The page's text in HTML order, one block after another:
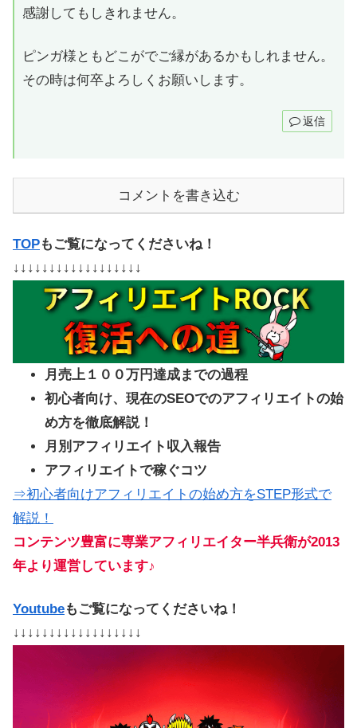
感謝してもしきれません。
ピンガ様ともどこがでご縁があるかもしれません。
その時は何卒よろしくお願いします。
返信
コメントを書き込む
TOPもご覧になってくださいね！
↓↓↓↓↓↓↓↓↓↓↓↓↓↓↓↓↓↓
月売上１００万円達成までの過程
初心者向け、現在のSEOでのアフィリエイトの始
め方を徹底解説！
月別アフィリエイト収入報告
アフィリエイトで稼ぐコツ
⇒初心者向けアフィリエイトの始め方をSTEP形式で
解説！
コンテンツ豊富に専業アフィリエイター半兵衛が2013
年より運営しています♪
Youtubeもご覧になってくださいね！
↓↓↓↓↓↓↓↓↓↓↓↓↓↓↓↓↓↓